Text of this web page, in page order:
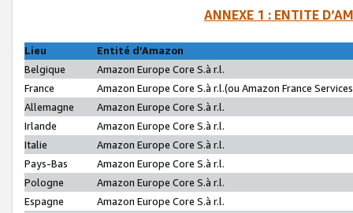
ANNEXE 1 : ENTITE
Lieu
Entité d’Amazon
Belgique
Amazon Europe Core S.à r.l.
France
Amazon Europe Core S.à r.l.(ou Amazon France
Allemagne
Amazon Europe Core S.à r.l.
Irlande
Amazon Europe Core S.à r.l.
Italie
Amazon Europe Core S.à r.l.
Pays-Bas
Amazon Europe Core S.à r.l.
Pologne
Amazon Europe Core S.à r.l.
Espagne
Amazon Europe Core S.à r.l.